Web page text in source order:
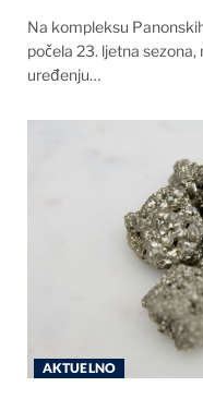
Na kompleksu
počela 23. ljetna
uređenju…
AKTUELNO